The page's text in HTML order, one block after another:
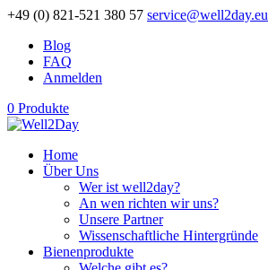
+49 (0) 821-521 380 57 service@well2day.eu
Blog
FAQ
Anmelden
0 Produkte
Home
Über Uns
Wer ist well2day?
An wen richten wir uns?
Unsere Partner
Wissenschaftliche Hintergründe
Bienenprodukte